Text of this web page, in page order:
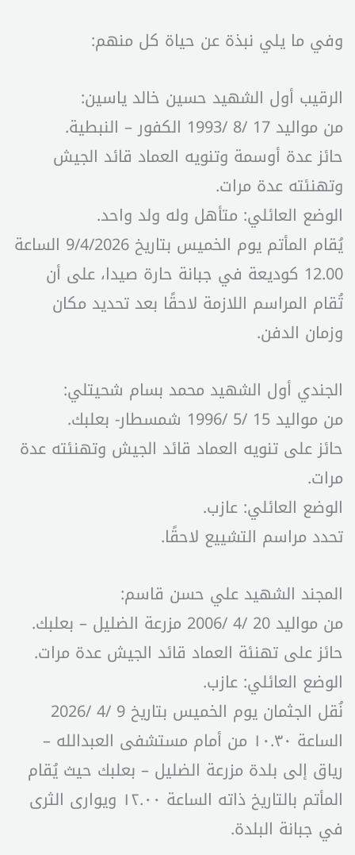
وفي ما يلي نبذة عن حياة كل منهم:
الرقيب أول الشهيد حسين خالد ياسين:
من مواليد 17 /8 /1993 الكفور – النبطية.
حائز عدة أوسمة وتنويه العماد قائد الجيش
وتهنئته عدة مرات.
الوضع العائلي: متأهل وله ولد واحد.
يُقام المأتم يوم الخميس بتاريخ 9/4/2026 الساعة
12.00 كوديعة في جبانة حارة صيدا، على أن
تُقام المراسم اللازمة لاحقًا بعد تحديد مكان
وزمان الدفن.
الجندي أول الشهيد محمد بسام شحيتلي:
من مواليد 15 /5 /1996 شمسطار- بعلبك.
حائز على تنويه العماد قائد الجيش وتهنئته عدة
مرات.
الوضع العائلي: عازب.
تحدد مراسم التشييع لاحقًا.
المجند الشهيد علي حسن قاسم:
من مواليد 20 /4 /2006 مزرعة الضليل – بعلبك.
حائز على تهنئة العماد قائد الجيش عدة مرات.
الوضع العائلي: عازب.
نُقل الجثمان يوم الخميس بتاريخ 9 /4 /2026
الساعة ۱۰.۳۰ من أمام مستشفى العبدالله –
رياق إلى بلدة مزرعة الضليل – بعلبك حيث يُقام
المأتم بالتاريخ ذاته الساعة ۱۲.۰۰ ويوارى الثرى
في جبانة البلدة.